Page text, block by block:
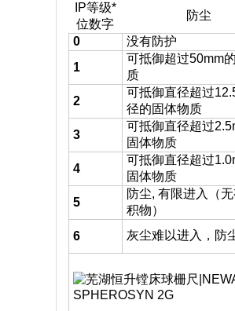
IP等级*
位数字
防尘
0
没有防护
1
可抵御超过50mm
质
2
可抵御直径超过
径的固体物质
3
可抵御直径超过
固体物质
4
可抵御直径超过
固体物质
5
防尘, 有限进入（
积物）
6
灰尘难以进入，防